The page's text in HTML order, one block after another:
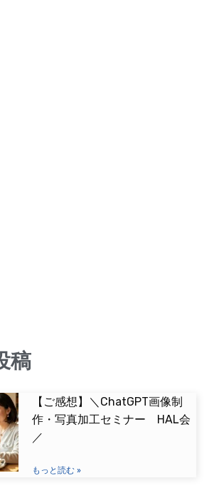
稿
【ご感想】＼ChatGPT画像制
作・写真加工セミナー HAL会
／
もっと読む »